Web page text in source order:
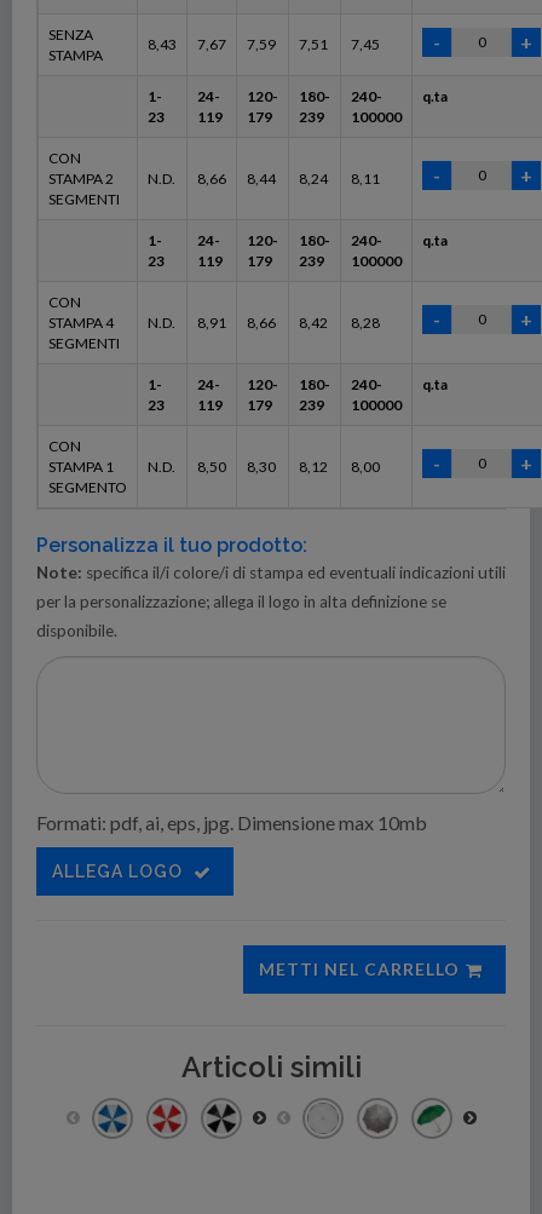
SENZA
STAMPA
8,43 7,67 7,59 7,51 7,45
1-
23
24-
119
120-
179
180-
239
240-
100000
q.ta
CON
STAMPA 2
SEGMENTI
N.D. 8,66 8,44 8,24 8,11
1-
23
24-
119
120-
179
180-
239
240-
100000
q.ta
CON
STAMPA 4
SEGMENTI
N.D. 8,91 8,66 8,42 8,28
1-
23
24-
119
120-
179
180-
239
240-
100000
q.ta
CON
STAMPA 1
SEGMENTO
N.D. 8,50 8,30 8,12 8,00
Personalizza il tuo prodotto:
Note: specifica il/i colore/i di stampa ed eventuali indicazioni utili
per la personalizzazione; allega il logo in alta definizione se
disponibile.
Formati: pdf, ai, eps, jpg. Dimensione max 10mb
ALLEGA LOGO
METTI NEL CARRELLO
Articoli simili